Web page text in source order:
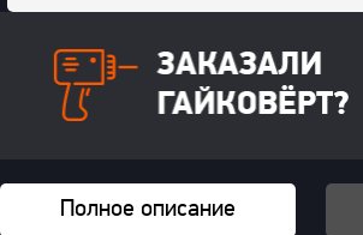
Полное описание